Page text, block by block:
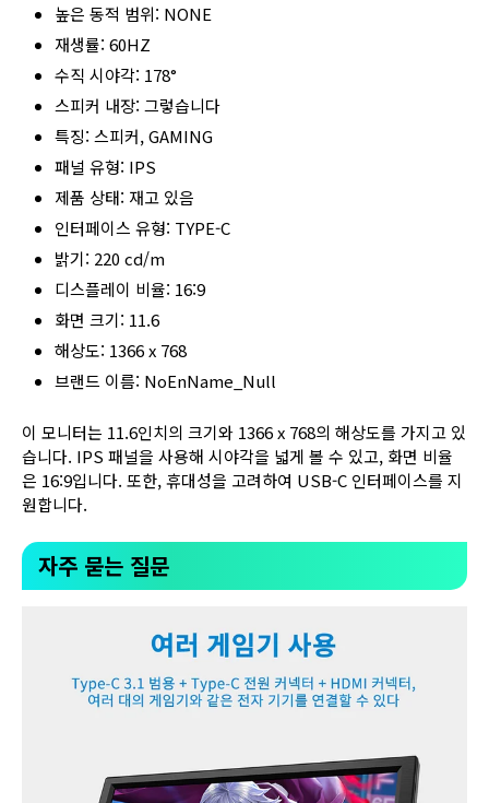
높은 동적 범위: NONE
재생률: 60HZ
수직 시야각: 178°
스피커 내장: 그렇습니다
특징: 스피커, GAMING
패널 유형: IPS
제품 상태: 재고 있음
인터페이스 유형: TYPE-C
밝기: 220 cd/m
디스플레이 비율: 16:9
화면 크기: 11.6
해상도: 1366 x 768
브랜드 이름: NoEnName_Null
이 모니터는 11.6인치의 크기와 1366 x 768의 해상도를 가지고 있
습니다. IPS 패널을 사용해 시야각을 넓게 볼 수 있고, 화면 비율
은 16:9입니다. 또한, 휴대성을 고려하여 USB-C 인터페이스를 지
원합니다.
자주 묻는 질문